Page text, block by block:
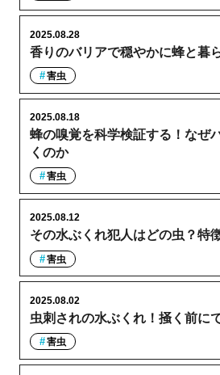
香りのバリアで穏やかに蜂と暮
2025.08.28
害虫
蜂の嗅覚を科学検証する！なぜ
くのか
2025.08.18
害虫
その水ぶくれ犯人はどの虫？特
2025.08.12
害虫
虫刺されの水ぶくれ！掻く前に
2025.08.02
害虫